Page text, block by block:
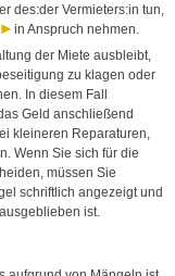
des:der Vermieters:in tun,
in Anspruch nehmen.
der Miete ausbleibt,
zu klagen oder
In diesem Fall
Geld anschließend
kleineren Reparaturen,
Wenn Sie sich für die
müssen Sie
schriftlich angezeigt und
ist.